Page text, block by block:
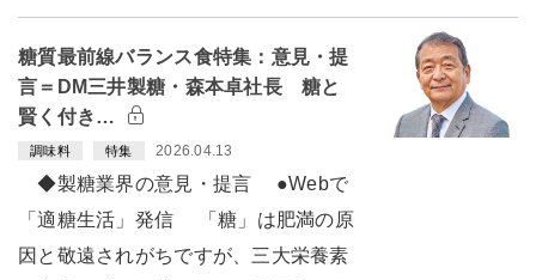
糖質最前線バランス食特集：意見・提
言＝DM三井製糖・森本卓社長 糖と
賢く付き…
調味料 特集 2026.04.13
◆製糖業界の意見・提言 ●Webで
「適糖生活」発信 「糖」は肥満の原
因と敬遠されがちですが、三大栄養素